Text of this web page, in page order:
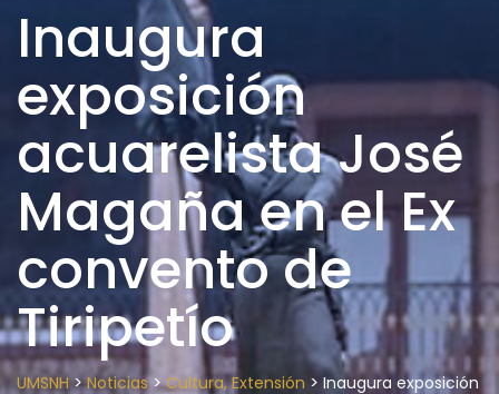
Inaugura
exposición
acuarelista José
Magaña en el Ex
convento de
Tiripetío
UMSNH>Noticias>Cultura, Extensión > Inaugura exposición